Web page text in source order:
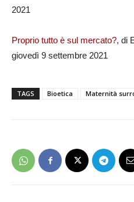
2021
Proprio tutto è sul mercato?, di
giovedì 9 settembre 2021
TAGS Bioetica Maternità